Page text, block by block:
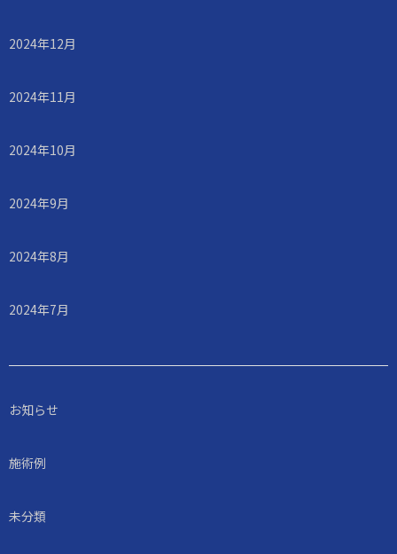
2024年12月
2024年11月
2024年10月
2024年9月
2024年8月
2024年7月
お知らせ
施術例
未分類